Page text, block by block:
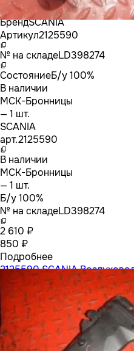
БрендSCANIA
Артикул2125590
№ на складеLD398274
СостояниеБ/у 100%
В наличии
МСК-Бронницы
— 1 шт.
SCANIA
арт.2125590
В наличии
МСК-Бронницы
— 1 шт.
Б/у 100%
№ на складеLD398274
2 610 ₽
850 ₽
Подробнее
2125590 SCANIA